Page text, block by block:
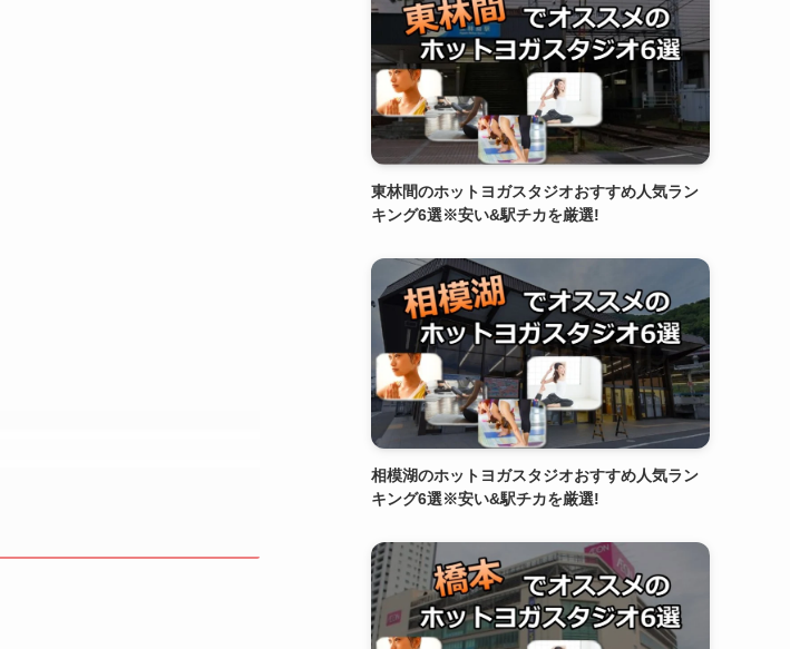
東林間のホットヨガスタジオおすすめ人気ラン
キング6選※安い&駅チカを厳選!
相模湖のホットヨガスタジオおすすめ人気ラン
キング6選※安い&駅チカを厳選!